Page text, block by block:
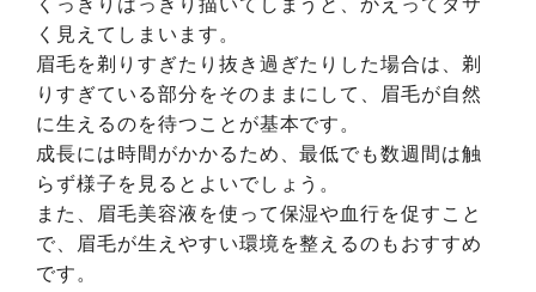
く見えてしまいます。
眉毛を剃りすぎたり抜き過ぎたりした場合は、剃
りすぎている部分をそのままにして、眉毛が自然
に生えるのを待つことが基本です。
成長には時間がかかるため、最低でも数週間は触
らず様子を見るとよいでしょう。
また、眉毛美容液を使って保湿や血行を促すこと
で、眉毛が生えやすい環境を整えるのもおすすめ
です。